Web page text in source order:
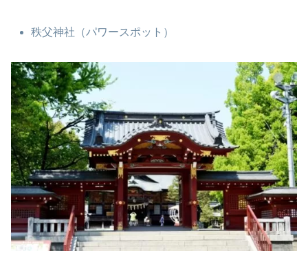
秩父神社（パワースポット）